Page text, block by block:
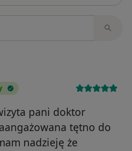
pani doktor
tętno do
nadzieję że